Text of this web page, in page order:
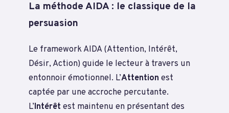
La méthode AIDA : le classique de la
persuasion
Le framework AIDA (Attention, Intérêt,
Désir, Action) guide le lecteur à travers un
entonnoir émotionnel. L’Attention est
captée par une accroche percutante.
L’Intérêt est maintenu en présentant des